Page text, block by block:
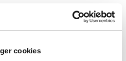
cookies
med Dual
gør det muligt at finjustere